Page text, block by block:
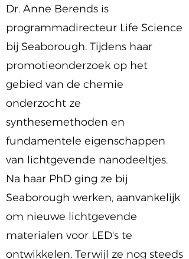
Dr. Anne Berends is
programmadirecteur Life Science
bij Seaborough. Tijdens haar
promotieonderzoek op het
gebied van de chemie
onderzocht ze
synthesemethoden en
fundamentele eigenschappen
van lichtgevende nanodeeltjes.
Na haar PhD ging ze bij
Seaborough werken, aanvankelijk
om nieuwe lichtgevende
materialen voor LED's te
ontwikkelen. Terwijl ze nog steeds